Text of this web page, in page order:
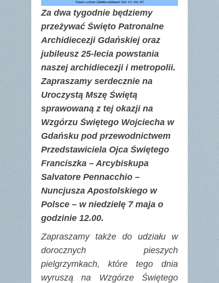
Za dwa tygodnie będziemy
przeżywać Święto Patronalne
Archidiecezji Gdańskiej oraz
jubileusz 25-lecia powstania
naszej archidiecezji i metropolii.
Zapraszamy serdecznie na
Uroczystą Mszę Świętą
sprawowaną z tej okazji na
Wzgórzu Świętego Wojciecha w
Gdańsku pod przewodnictwem
Przedstawiciela Ojca Świętego
Franciszka – Arcybiskupa
Salvatore Pennacchio –
Nuncjusza Apostolskiego w
Polsce – w niedzielę 7 maja o
godzinie 12.00.
Zapraszamy także do udziału w
dorocznych pieszych
pielgrzymkach, które tego dnia
wyruszą na Wzgórze Świętego